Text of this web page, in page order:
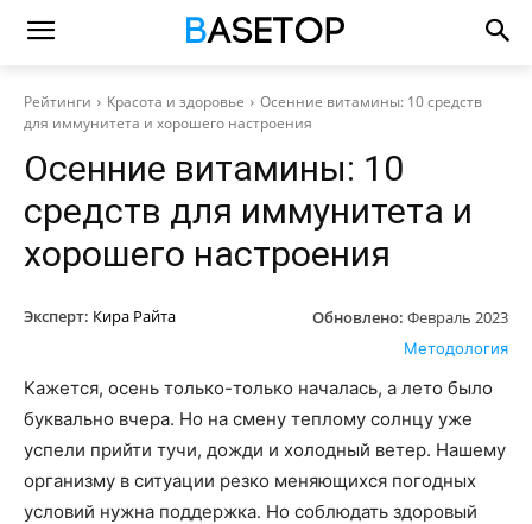
Рейтинги Красота и здоровье
Осенние витамины: 10 средств
для иммунитета и хорошего настроения
Осенние витамины: 10
средств для иммунитета и
хорошего настроения
Эксперт: Кира Райта Обновлено: Февраль 2023
Методология
Кажется, осень только-только началась, а лето было
буквально вчера. Но на смену теплому солнцу уже
успели прийти тучи, дожди и холодный ветер. Нашему
организму в ситуации резко меняющихся погодных
условий нужна поддержка. Но соблюдать здоровый